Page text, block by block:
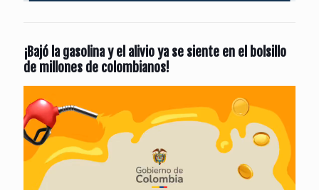
¡Bajó la gasolina y el alivio ya se siente en el bolsillo
de millones de colombianos!
de
vídeo